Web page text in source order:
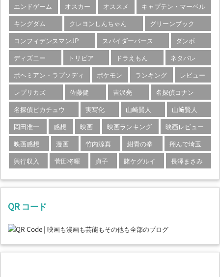
エンドゲーム
オスカー オススメ
キャプテン・マーベル
キングダム
クレヨンしんちゃん
グリーンブック
コンフィデンスマンJP
スパイダーバース
ダンボ
ディズニー
トリビア ドラえもん
ネタバレ
ボヘミアン・ラプソディ
ポケモン ランキング
レビュー
レプリカズ
佐藤健 吉沢亮
名探偵コナン
名探偵ピカチュウ
実写化 山崎賢人
山﨑賢人
岡田准一
感想 映画 映画ランキング
映画レビュー
映画感想
漫画 竹内涼真 紺青の拳
翔んで埼玉
興行収入
菅田将暉 貞子 賭ケグルイ 長澤まさみ
QR コード